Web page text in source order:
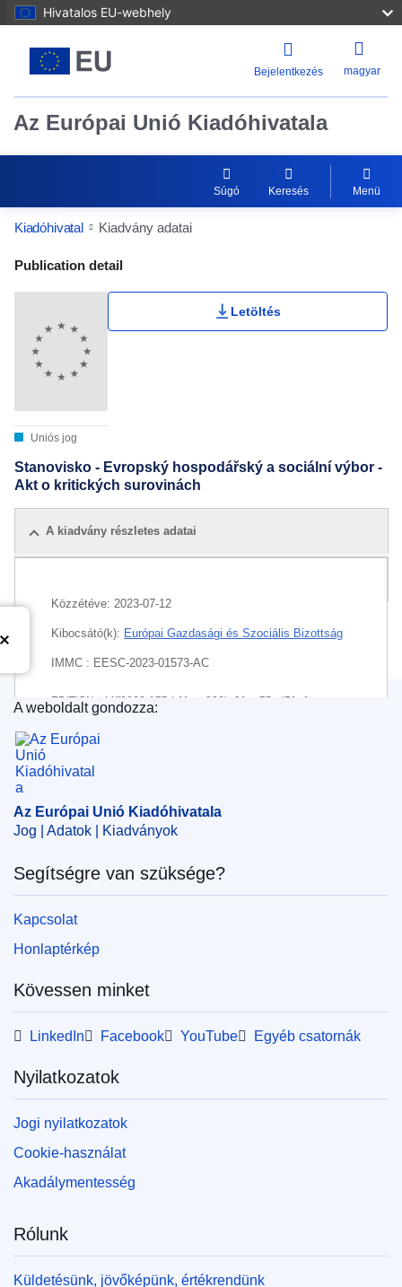
Hivatalos EU-webhely
Bejelentkezés magyar
Az Európai Unió Kiadóhivatala
Súgó Keresés Menü
Kiadóhivatal Kiadvány adatai
Publication Detail Actions Portlet
Publication detail
Uniós jog
Letöltés
Stanovisko - Evropský hospodářský a sociální výbor -
Akt o kritických surovinách
A kiadvány részletes adatai
Közzétéve: 2023-07-12
Kibocsátó(k): Európai Gazdasági és Szociális Bizottság
IMMC : EESC-2023-01573-AC
EDITION : 44ff6662-175d-11ee-806b-01aa75ed71a1
EDITION : 2736c15b-5e6d-11ee-9220-01aa75ed71a1
Az Európai Unió Kiadóhivatala
A weboldalt gondozza:
Az Európai Unió Kiadóhivatala
Jog | Adatok | Kiadványok
Segítségre van szüksége?
Kapcsolat
Honlaptérkép
Kövessen minket
LinkedIn Facebook YouTube Egyéb csatornák
Nyilatkozatok
Jogi nyilatkozatok
Cookie-használat
Akadálymentesség
Rólunk
Küldetésünk, jövőképünk, értékrendünk